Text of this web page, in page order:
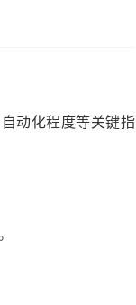
动化程度等关键指